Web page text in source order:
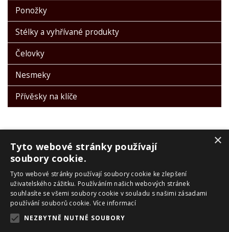
Ponožky
Stélky a vyhřívané produkty
Čelovky
Nesmeky
Přívěsky na klíče
PRO ZÁKAZNÍKY
Obchodní podmínky
Reklamační řád
Zpracování OU
×
Tyto webové stránky používají
soubory cookie.
Tyto webové stránky používají soubory cookie ke zlepšení
uživatelského zážitku. Používáním našich webových stránek
souhlasíte se všemi soubory cookie v souladu s našimi zásadami
používání souborů cookie. Více informací
NEZBYTNĚ NUTNÉ SOUBORY